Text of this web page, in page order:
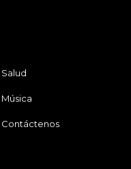
Salud
Música
Contáctenos